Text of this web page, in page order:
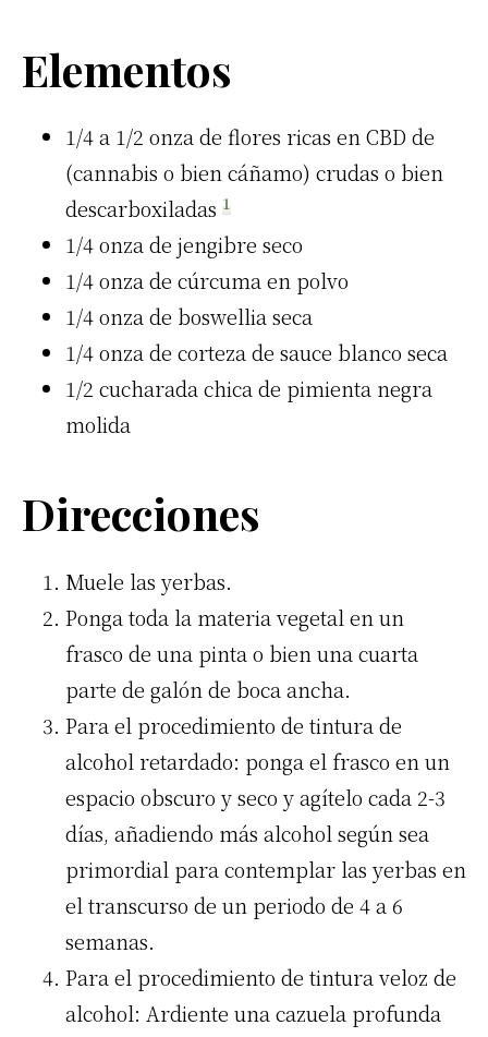
Elementos
1/4 a 1/2 onza de flores ricas en CBD de
(cannabis o bien cáñamo) crudas o bien
descarboxiladas 1
1/4 onza de jengibre seco
1/4 onza de cúrcuma en polvo
1/4 onza de boswellia seca
1/4 onza de corteza de sauce blanco seca
1/2 cucharada chica de pimienta negra
molida
Direcciones
Muele las yerbas.
Ponga toda la materia vegetal en un
frasco de una pinta o bien una cuarta
parte de galón de boca ancha.
Para el procedimiento de tintura de
alcohol retardado: ponga el frasco en un
espacio obscuro y seco y agítelo cada 2-3
días, añadiendo más alcohol según sea
primordial para contemplar las yerbas en
el transcurso de un periodo de 4 a 6
semanas.
Para el procedimiento de tintura veloz de
alcohol: Ardiente una cazuela profunda